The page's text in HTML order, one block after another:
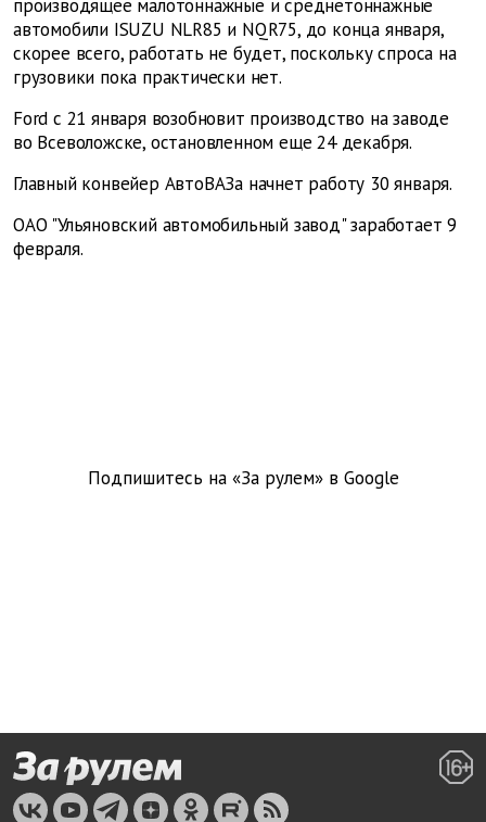
производящее малотоннажные и среднетоннажные
автомобили ISUZU NLR85 и NQR75, до конца января,
скорее всего, работать не будет, поскольку спроса на
грузовики пока практически нет.
Ford с 21 января возобновит производство на заводе
во Всеволожске, остановленном еще 24 декабря.
Главный конвейер АвтоВАЗа начнет работу 30 января.
ОАО "Ульяновский автомобильный завод" заработает 9
февраля.
Подпишитесь на «За рулем» в Google